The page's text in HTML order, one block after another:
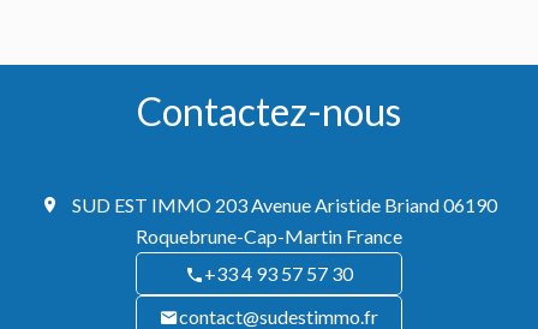
Contactez-nous
SUD EST IMMO 203 Avenue Aristide Briand06190
Roquebrune-Cap-Martin France
+33 4 93 57 57 30
contact@sudestimmo.fr